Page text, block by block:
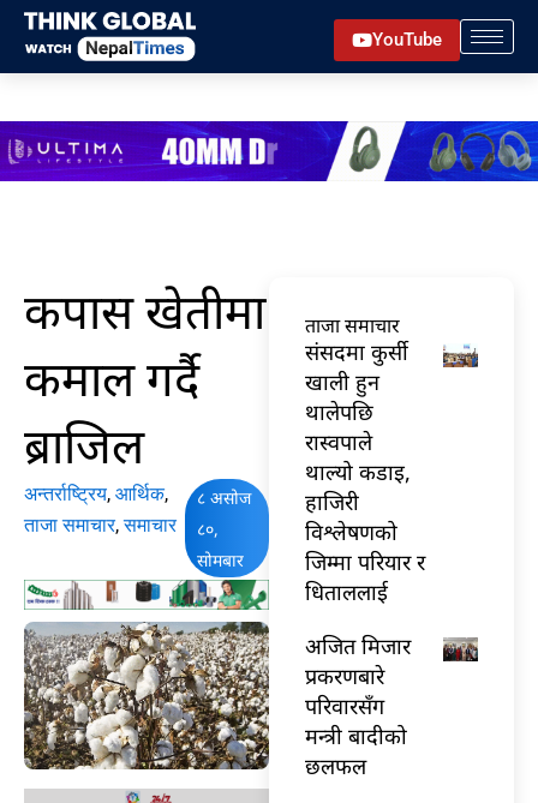
Skip
content
YouTube
कपास खेतीमा
कमाल गर्दै
ब्राजिल
अन्तर्राष्ट्रिय, आर्थिक,
ताजा समाचार,समाचार
८ असोज
८०,
सोमबार
ताजा समाचार
संसदमा कुर्सी
खाली हुन
थालेपछि
रास्वपाले
थाल्यो कडाइ,
हाजिरी
विश्लेषणको
जिम्मा परियार र
धिताललाई
अजित मिजार
प्रकरणबारे
परिवारसँग
मन्त्री बादीको
छलफल